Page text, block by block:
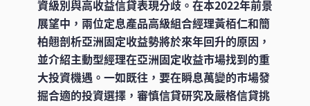
資級別與高收益信貸表現分歧。在本2022年前景
展望中，兩位定息產品高級組合經理黃栢仁和簡
柏翹剖析亞洲固定收益勢將於來年回升的原因，
並介紹主動型經理在亞洲固定收益市場找到的重
大投資機遇。一如既往，要在瞬息萬變的市場發
掘合適的投資選擇，審慎信貸研究及嚴格信貸挑